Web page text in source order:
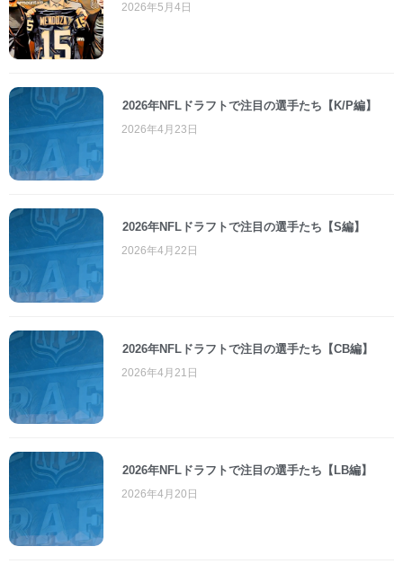
2026年5月4日
2026年NFLドラフトで注目の選手たち【K/P編】
2026年4月23日
2026年NFLドラフトで注目の選手たち【S編】
2026年4月22日
2026年NFLドラフトで注目の選手たち【CB編】
2026年4月21日
2026年NFLドラフトで注目の選手たち【LB編】
2026年4月20日